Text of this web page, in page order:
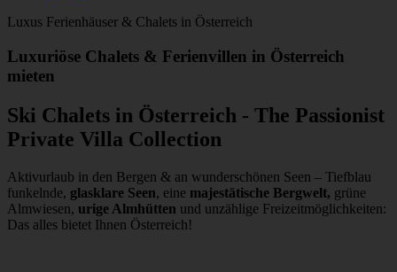
Luxus Ferienhäuser & Chalets in Österreich
Luxuriöse Chalets & Ferienvillen in Österreich
mieten
Ski Chalets in Österreich - The Passionist
Private Villa Collection
Aktivurlaub in den Bergen & an wunderschönen Seen – Tiefblau
funkelnde, glasklare Seen, eine majestätische Bergwelt, grüne
Almwiesen, urige Almhütten und unzählige Freizeitmöglichkeiten:
Das alles bietet Ihnen Österreich!